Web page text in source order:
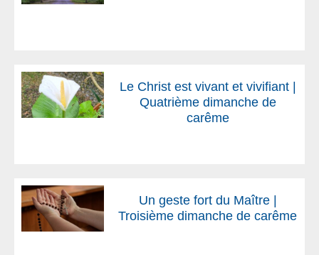
Le Christ est vivant et vivifiant |
Quatrième dimanche de
carême
Un geste fort du Maître |
Troisième dimanche de carême